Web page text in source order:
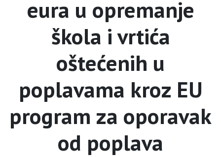
eura u opremanje
škola i vrtića
oštećenih u
poplavama kroz EU
program za oporavak
od poplava